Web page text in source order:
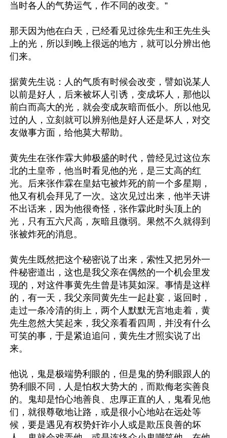
当时各人的气势运气，作不同的改变。”
那天因为他在白天，已经看见过徐先生和王先生头
上的光，所以到晚上很远的地方，就可以分辨出他
们来。
据黄先生说：人的气质有时候会改变，譬如说某人
以前是好人，后来被坏人引诱，变成坏人，那他以
前白而高大的光，就会变成灰暗而低小。所以他见
过的人，立刻就可以辨别他是好人还是坏人，对交
友做事方面，给他莫大帮助。
黄先生在张作霖大帅极盛的时代，曾经见过这位东
北的土皇帝，他当时看见他的光，是三丈高的红
光。后来张作霖在皇姑屯被炸死的前一个多星期，
他又有机会拜见了一次。这次见过出来，他半天讲
不出话来，因为他很奇怪，张作霖此时头顶上的
光，只有五六尺高，灰暗且微弱。果然不久就得到
张被炸死的消息。
黄先生既然把这个秘密说了出来，索性又把另外一
件秘密道出，这也是我父亲在偶然的一个机会里发
现的，对这件事黄先生曾是讳莫如深。事情是这样
的，有一天，我父亲同黄先生一起赴宴，返回时，
走过一条冷清的街上，两个人默默无言地走着，黄
先生忽然大笑起来，我父亲看看四周，并没有什么
可笑的事，于是紧迫追问，黄先生才照实说了出
来。
他说，鬼是极端势利眼的，但是鬼的势利眼跟人的
势利眼不同，人是怕权大势大的，而欺侮老实善良
的。鬼却是怕心地善良、忠厚正直的人，鬼看见他
们，就很尊敬地让路，或是很小心地站在远处等
候，要是遇见有权势奸诈小人或是欺压良善的坏